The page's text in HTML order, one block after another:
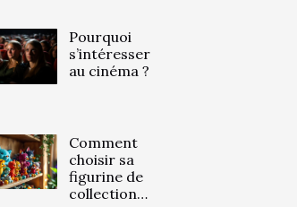
Pourquoi
s’intéresser
au cinéma ?
Comment
choisir sa
figurine de
collection